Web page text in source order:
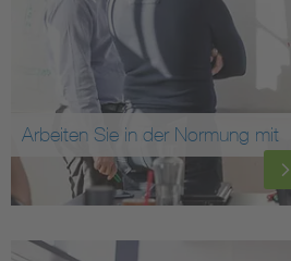
Arbeiten Sie in der Normung mit